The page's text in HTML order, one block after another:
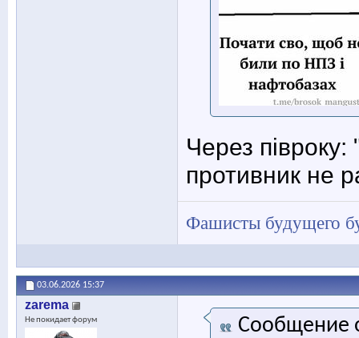
Через
противник не
Фашисты будущего
03.06.2026 15:37
zarema
Не покидает форум Сообщение